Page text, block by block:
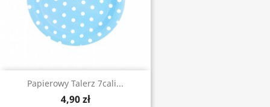
Papierowy Talerz 7cali...
4,90 zł